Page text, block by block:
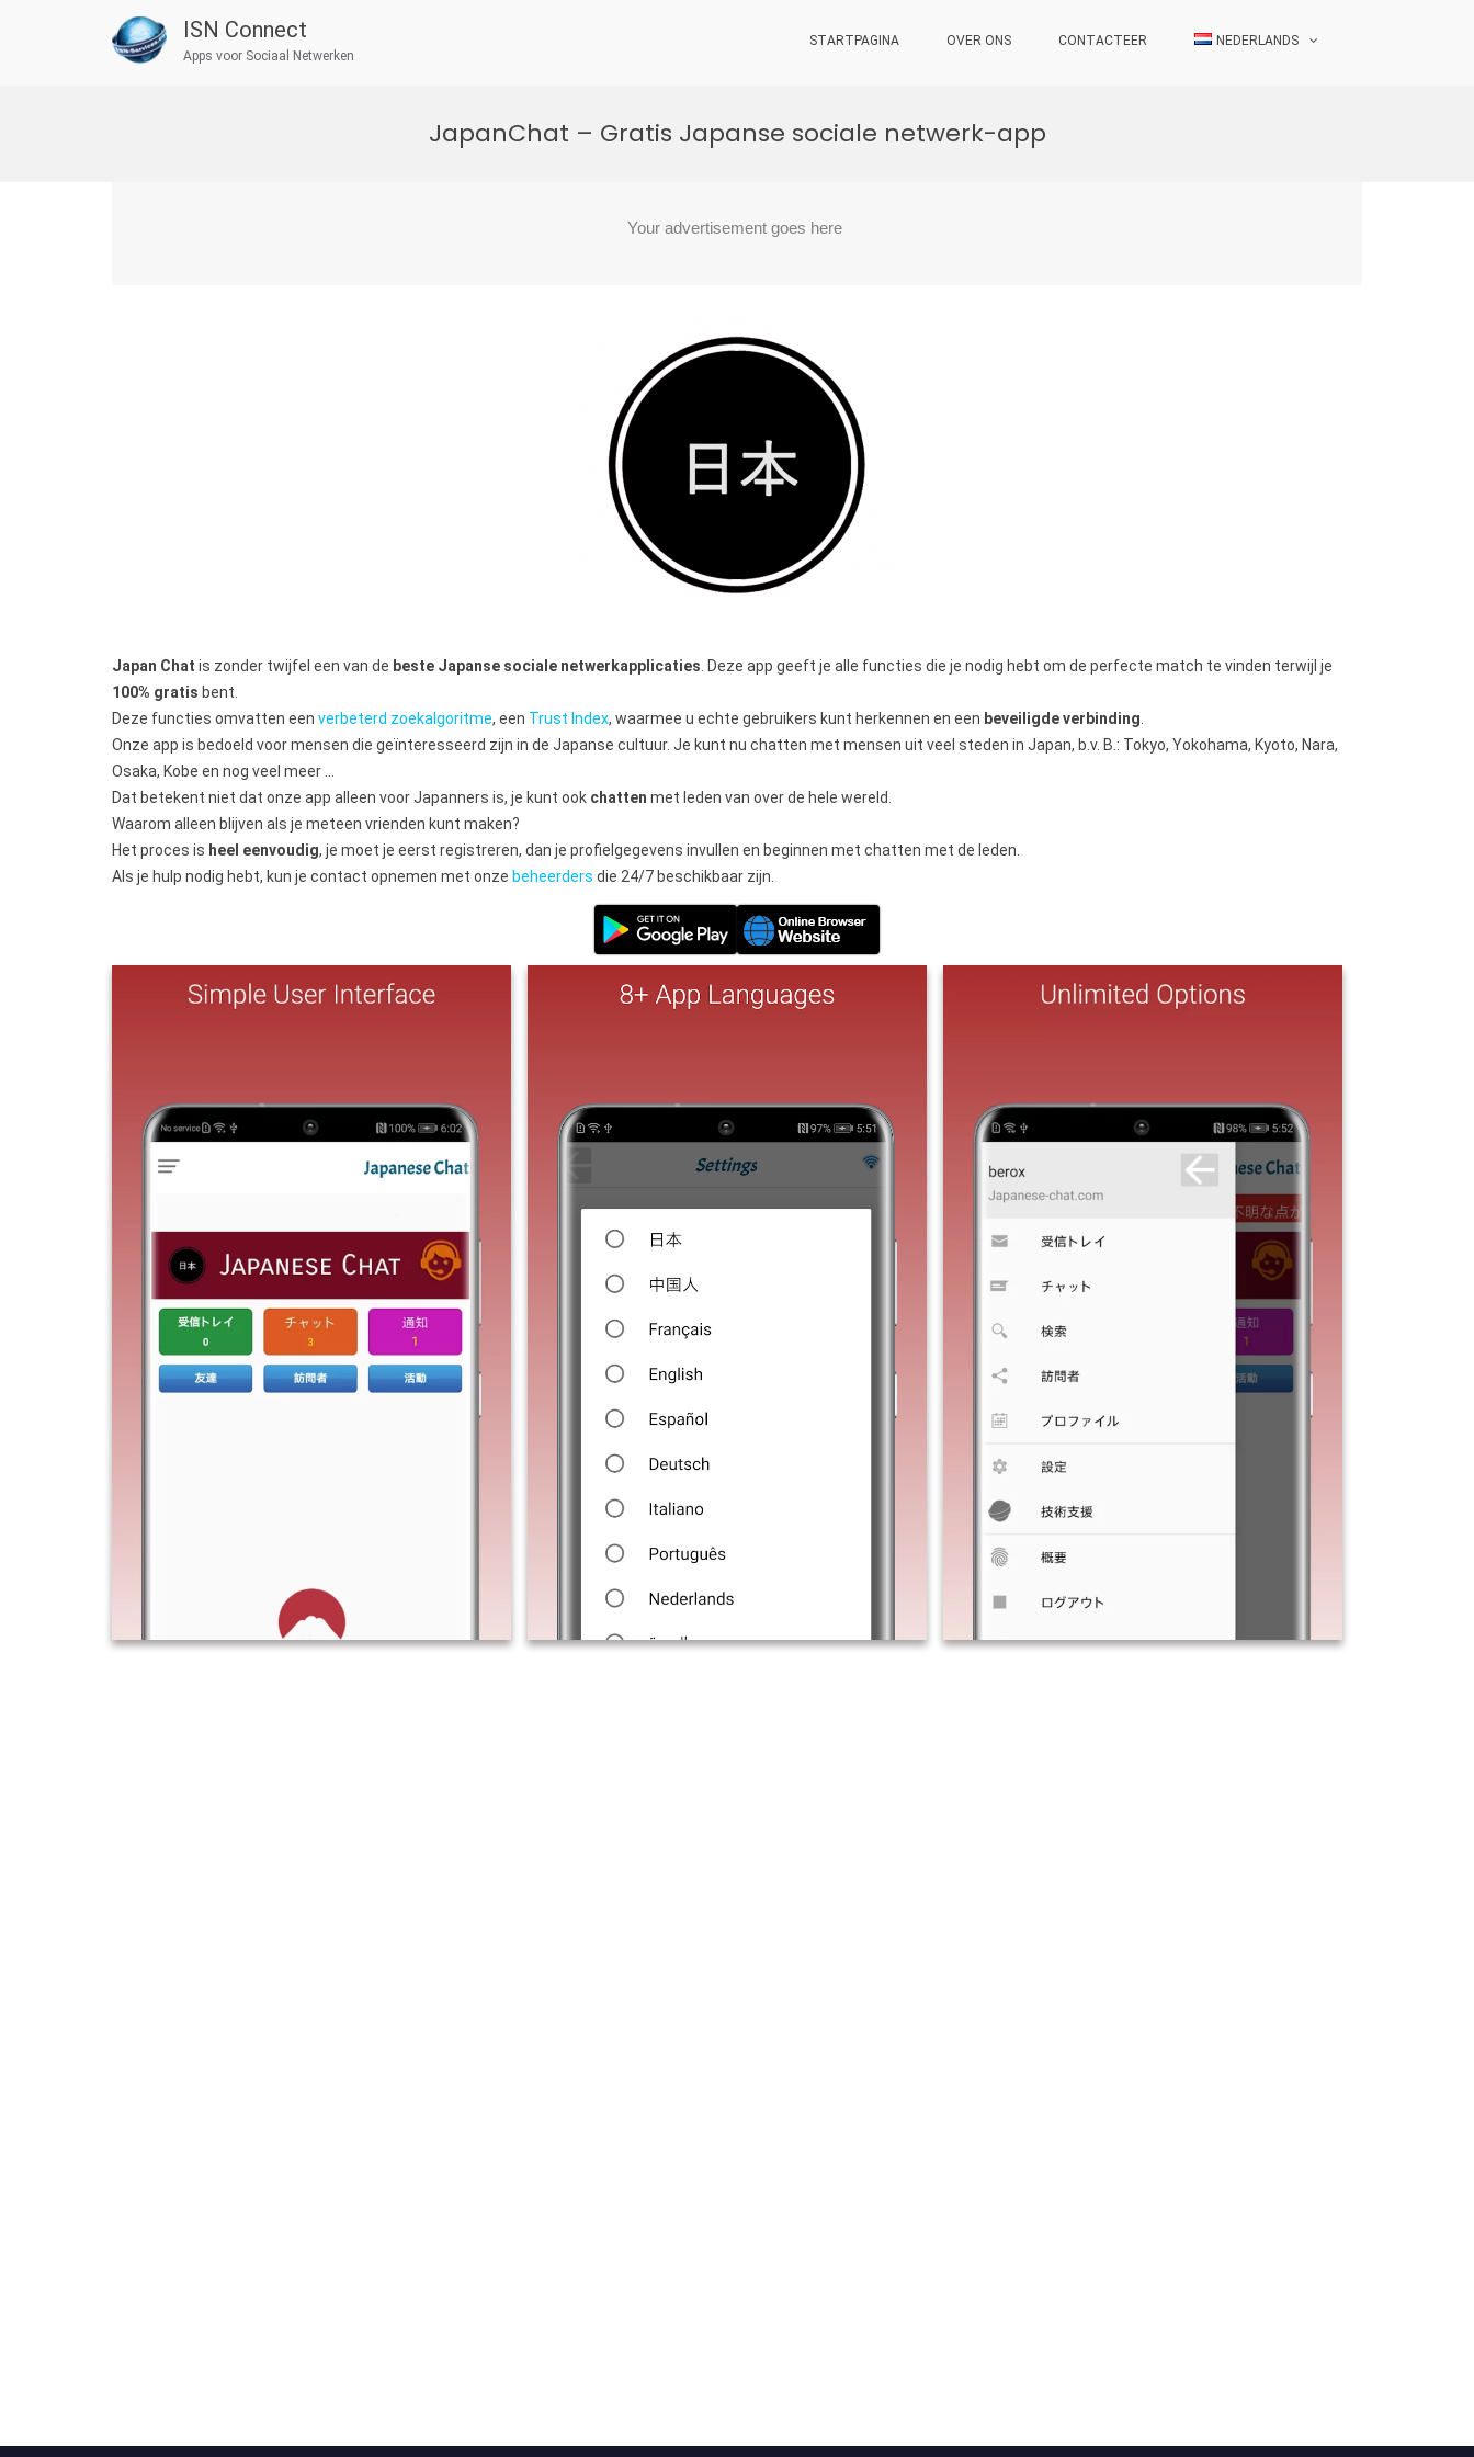
ISN Connect
Apps voor Sociaal Netwerken
STARTPAGINA OVER ONS CONTACTEER NEDERLANDS
JapanChat – Gratis Japanse sociale netwerk-app
Japan Chat is zonder twijfel een van de beste Japanse sociale netwerkapplicaties . Deze app geeft je alle functies die je nodig hebt om de perfecte match te vinden terwijl je
100% gratis bent.
Deze functies omvatten een verbeterd zoekalgoritme, een Trust Index, waarmee u echte gebruikers kunt herkennen en een beveiligde verbinding
Onze app is bedoeld voor mensen die geïnteresseerd zijn in de Japanse cultuur. Je kunt nu chatten met mensen uit veel steden in Japan, b.v. B.: Tokyo, Yokohama, Kyoto, Nara,
Osaka, Kobe en nog veel meer …
Dat betekent niet dat onze app alleen voor Japanners is, je kunt ook chatten met leden van over de hele wereld.
Waarom alleen blijven als je meteen vrienden kunt maken?
Het proces is heel eenvoudig, je moet je eerst registreren, dan je profielgegevens invullen en beginnen met chatten met de leden.
Als je hulp nodig hebt, kun je contact opnemen met onze beheerders die 24/7 beschikbaar zijn.